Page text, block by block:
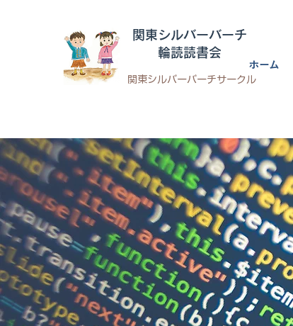
​関東シルバーバーチ
輪読読書会
​関東シルバーバーチサークル
ホーム